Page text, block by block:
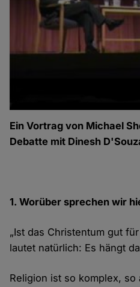
Ein Vortrag von Michael
Debatte mit Dinesh
1. Worüber sprechen wir
„Ist das Christentum gut
lautet natürlich: Es hängt
Religion ist so komplex,